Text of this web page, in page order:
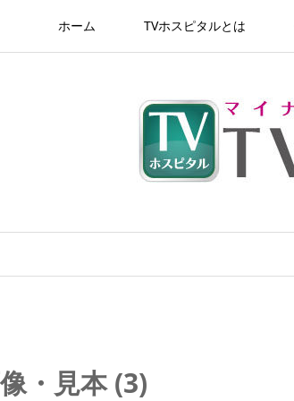
ホーム TVホスピタルとは
・見本 (3)